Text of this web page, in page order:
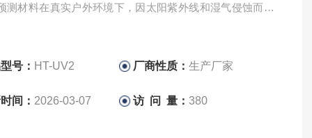
测材料在真实户外环境下，因太阳紫外线和湿气侵蚀而导
号： HT-UV2 厂商性质：生产厂家
间： 2026-03-07 访 问 量：380